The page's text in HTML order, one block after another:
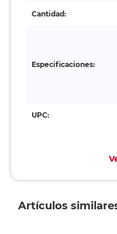
Cantidad:
Especificaciones:
UPC:
Artículos